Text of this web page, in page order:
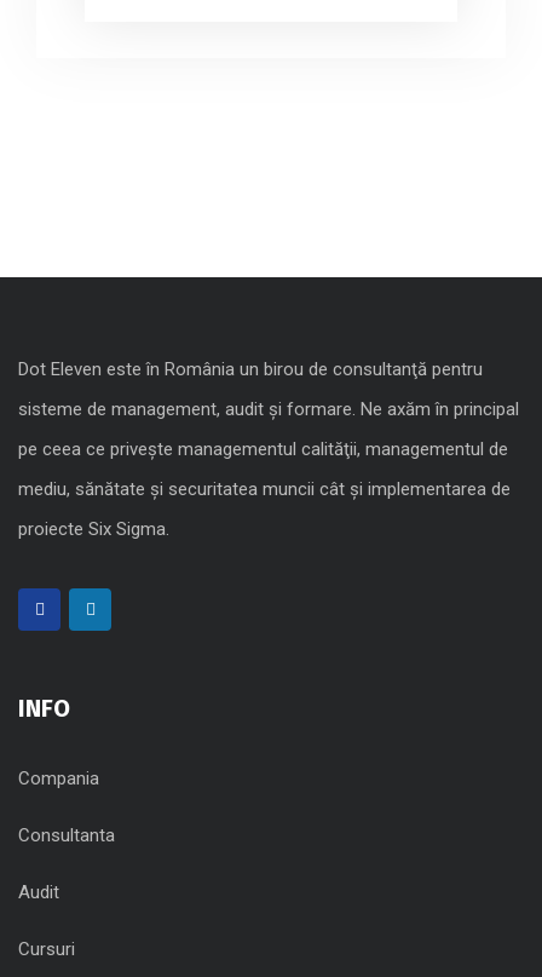
Dot Eleven este în România un birou de consultanţă pentru
sisteme de management, audit şi formare. Ne axăm în principal
pe ceea ce priveşte managementul calităţii, managementul de
mediu, sănătate şi securitatea muncii cât şi implementarea de
proiecte Six Sigma.
INFO
Compania
Consultanta
Audit
Cursuri